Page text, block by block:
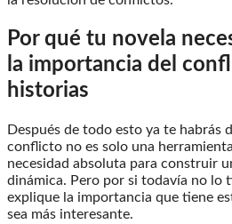
Por qué tu novela
la importancia del
historias
Después de todo esto ya te habrás
conflicto no es solo una
necesidad absoluta para construir
dinámica. Pero por si todavía no lo
explique la importancia que tiene
sea más interesante.